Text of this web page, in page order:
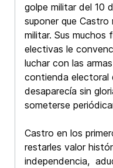
golpe militar del 10
suponer que
militar. Sus muchos
electivas le
luchar con las
contienda electoral
desaparecía sin
someterse
Castro en los
restarles valor
independencia,